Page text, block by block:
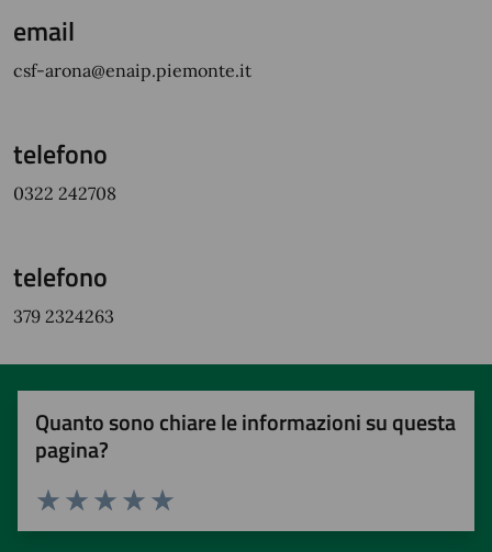
email
csf-arona@enaip.piemonte.it
telefono
0322 242708
telefono
379 2324263
Quanto sono chiare le informazioni su questa
pagina?
Valuta 5 stelle su 5
Valuta 4 stelle su 5
Valuta 3 stelle su 5
Valuta 2 stelle su 5
Valuta 1 stelle su 5